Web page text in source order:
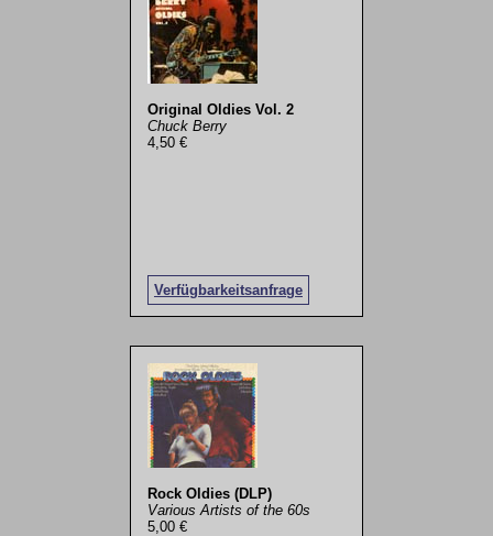
Original Oldies Vol. 2
Chuck Berry
4,50 €
Verfügbarkeitsanfrage
Rock Oldies (DLP)
Various Artists of the 60s
5,00 €